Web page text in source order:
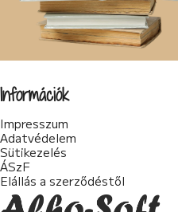
Információk
Impresszum
Adatvédelem
Sütikezelés
ÁSzF
Elállás a szerződéstől